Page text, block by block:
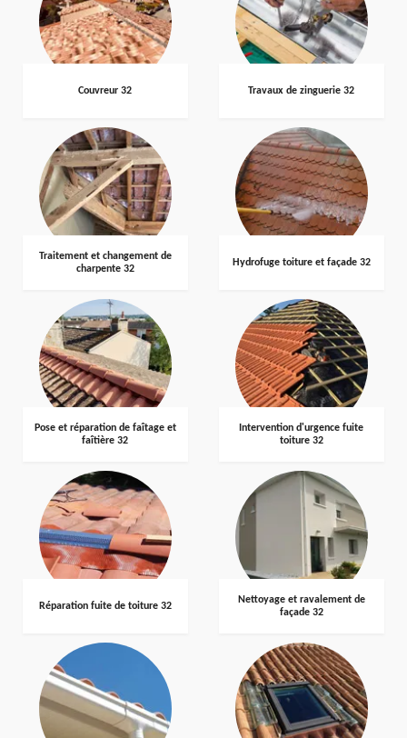
Couvreur 32 Travaux de zinguerie 32
Traitement et changement de
charpente 32
Hydrofuge toiture et façade 32
Pose et réparation de faîtage et
faîtière 32
Intervention d'urgence fuite
toiture 32
Réparation fuite de toiture 32
Nettoyage et ravalement de
façade 32